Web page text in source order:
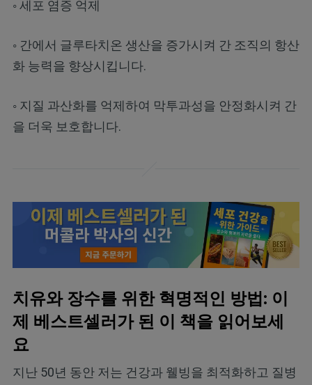
◦ 세포 염증 억제
◦ 간에서 글루타치온 생산을 증가시켜 간 조직의 항산
화 능력을 향상시킵니다.
◦ 지질 과산화를 억제하여 막투과성을 안정화시켜 간
을 더욱 보호합니다.
치유와 장수를 위한 혁명적인 방법: 이
제 베스트셀러가 된 이 책을 읽어보세
요
지난 50년 동안 저는 건강과 웰빙을 최적화하고 질병